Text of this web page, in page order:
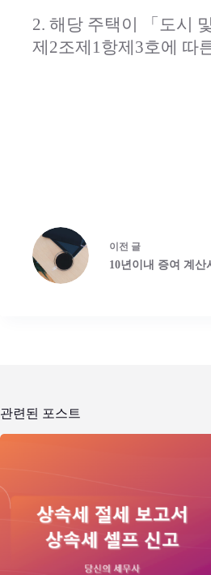
2. 해당 주택이 「도시
제2조제1항제3호에 따
이전 글
10년이내 증여 계산
관련된 포스트